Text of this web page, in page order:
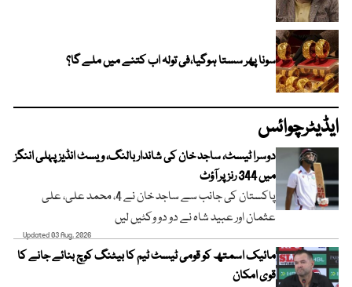
سونا پھر سستا ہوگیا،فی تولہ اب کتنے میں ملے گا؟
ایڈیٹرچوائس
دوسرا ٹیسٹ، ساجد خان کی شاندار بالنگ، ویسٹ انڈیز پہلی اننگز
میں 344 رنز پر آؤٹ
پاکستان کی جانب سے ساجد خان نے 4، محمد علی، علی
عثمان اور عبید شاہ نے دو دو وکٹیں لیں
Updated 03 Aug, 2026
مائیک اسمتھ کو قومی ٹیسٹ ٹیم کا بیٹنگ کوچ بنائے جانے کا
قوی امکان